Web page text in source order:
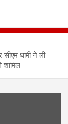
धामी ने ली
शामिल